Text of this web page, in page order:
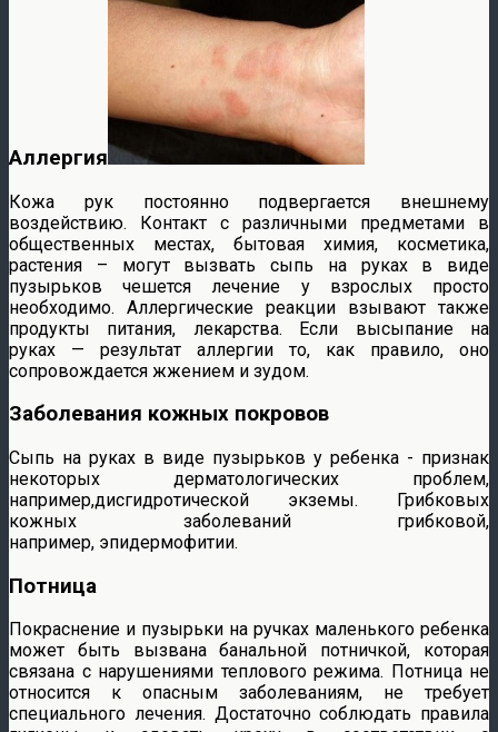
Аллергия
Кожа рук постоянно подвергается внешнему
воздействию. Контакт с различными предметами в
общественных местах, бытовая химия, косметика,
растения – могут вызвать сыпь на руках в виде
пузырьков чешется лечение у взрослых просто
необходимо. Аллергические реакции взывают также
продукты питания, лекарства. Если высыпание на
руках — результат аллергии то, как правило, оно
сопровождается жжением и зудом.
Заболевания кожных покровов
Сыпь на руках в виде пузырьков у ребенка - признак
некоторых дерматологических проблем,
например,дисгидротической экземы. Грибковых
кожных заболеваний грибковой,
например, эпидермофитии.
Потница
Покраснение и пузырьки на ручках маленького ребенка
может быть вызвана банальной потничкой, которая
связана с нарушениями теплового режима. Потница не
относится к опасным заболеваниям, не требует
специального лечения. Достаточно соблюдать правила